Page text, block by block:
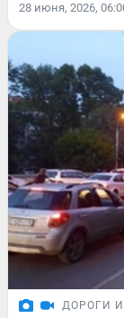
28 июня, 2026,
ДОРОГИ